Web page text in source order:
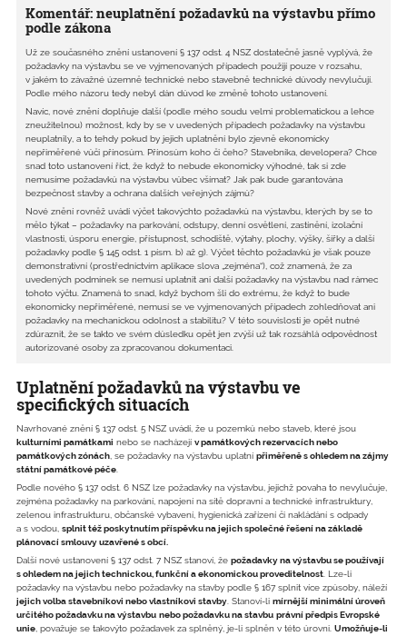
Komentář: neuplatnění požadavků na výstavbu přímo
podle zákona
Už ze současného znění ustanovení § 137 odst. 4 NSZ dostatečně jasně vyplývá, že
požadavky na výstavbu se ve vyjmenovaných případech použijí pouze v rozsahu,
v jakém to závažné územně technické nebo stavebně technické důvody nevylučují.
Podle mého názoru tedy nebyl dán důvod ke změně tohoto ustanovení.
Navíc, nové znění doplňuje další (podle mého soudu velmi problematickou a lehce
zneužitelnou) možnost, kdy by se v uvedených případech požadavky na výstavbu
neuplatnily, a to tehdy pokud by jejich uplatnění bylo zjevně ekonomicky
nepřiměřené vůči přínosům. Přínosům koho či čeho? Stavebníka, developera? Chce
snad toto ustanovení říct, že když to nebude ekonomicky výhodné, tak si zde
nemusíme požadavků na výstavbu vůbec všímat? Jak pak bude garantována
bezpečnost stavby a ochrana dalších veřejných zájmů?
Nové znění rovněž uvádí výčet takovýchto požadavků na výstavbu, kterých by se to
mělo týkat – požadavky na parkování, odstupy, denní osvětlení, zastínění, izolační
vlastnosti, úsporu energie, přístupnost, schodiště, výtahy, plochy, výšky, šířky a další
požadavky podle § 145 odst. 1 písm. b) až g). Výčet těchto požadavků je však pouze
demonstrativní (prostřednictvím aplikace slova „zejména“), což znamená, že za
uvedených podmínek se nemusí uplatnit ani další požadavky na výstavbu nad rámec
tohoto výčtu. Znamená to snad, když bychom šli do extrému, že když to bude
ekonomicky nepřiměřené, nemusí se ve vyjmenovaných případech zohledňovat ani
požadavky na mechanickou odolnost a stabilitu? V této souvislosti je opět nutné
zdůraznit, že se takto ve svém důsledku opět jen zvýší už tak rozsáhlá odpovědnost
autorizované osoby za zpracovanou dokumentaci.
Uplatnění požadavků na výstavbu ve
specifických situacích
Navrhované znění § 137 odst. 5 NSZ uvádí, že u pozemků nebo staveb, které jsou
kulturními památkami nebo se nacházejí v památkových rezervacích nebo
památkových zónách , se požadavky na výstavbu uplatní přiměřeně s ohledem na zájmy
státní památkové péče
Podle nového § 137 odst. 6 NSZ lze požadavky na výstavbu, jejichž povaha to nevylučuje,
zejména požadavky na parkování, napojení na sítě dopravní a technické infrastruktury,
zelenou infrastrukturu, občanské vybavení, hygienická zařízení či nakládání s odpady
a s vodou, splnit též poskytnutím příspěvku na jejich společné řešení na základě
plánovací smlouvy uzavřené s obcí.
Další nové ustanovení § 137 odst. 7 NSZ stanoví, že požadavky na výstavbu se používají
s ohledem na jejich technickou, funkční a ekonomickou proveditelnost . Lze-li
požadavky na výstavbu nebo požadavky na stavby podle § 167 splnit více způsoby, náleží
jejich volba stavebníkovi nebo vlastníkovi stavby . Stanoví-li mírnější minimální úroveň
určitého požadavku na výstavbu nebo požadavku na stavbu právní předpis Evropské
unie , považuje se takovýto požadavek za splněný, je-li splněn v této úrovni. Umožňuje-li